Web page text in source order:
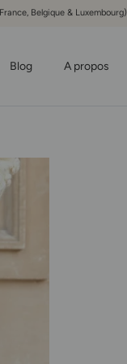
Belgique & Luxembourg)
Blog A propos